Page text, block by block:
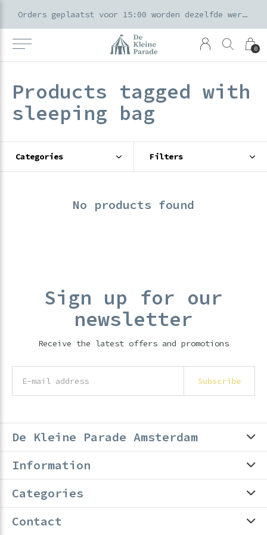
0
Orders geplaatst voor 15:00 worden dezelfde werkdag verzonden
Products tagged with
sleeping bag
Categories Filters
No products found
Sign up for our
newsletter
Receive the latest offers and promotions
Subscribe
De Kleine Parade Amsterdam
Information
Categories
Contact